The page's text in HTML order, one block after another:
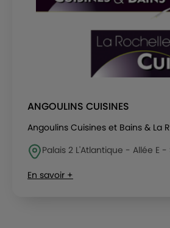
ANGOULINS CUISINES
Angoulins Cuisines et Bains & La
Palais 2 L'Atlantique - Allée E -
En savoir +